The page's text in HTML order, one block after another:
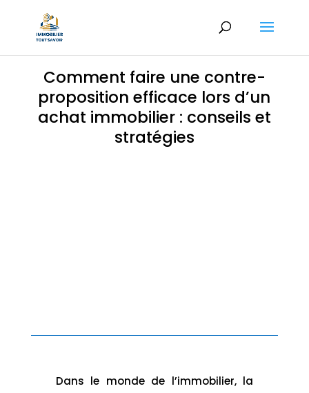
Comment faire une contre-
proposition efficace lors d’un
achat immobilier : conseils et
stratégies
Dans le monde de l’immobilier, la